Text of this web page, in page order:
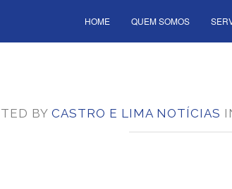
HOME QUEM SOMOS
BY CASTRO E LIMA NOTÍCIAS